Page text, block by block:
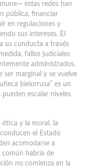
estas redes han
pública, financiar
en regulaciones y
sus intereses. El
su conducta a través
fallos judiciales
administrados.
ser marginal y se vuelve
bielorrusa” es un
escalar niveles
ética y la moral, la
el Estado
acomodarse a
común habría de
no comienza en la